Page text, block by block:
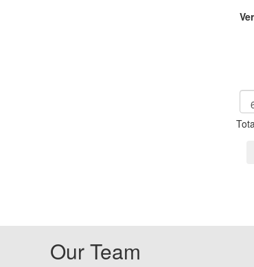
Our Team